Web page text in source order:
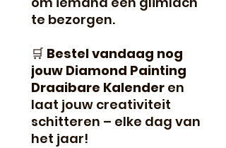
te bezorgen.
🛒 Bestel vandaag nog
jouw Diamond Painting
Draaibare Kalender en
laat jouw creativiteit
schitteren – elke dag van
het jaar!